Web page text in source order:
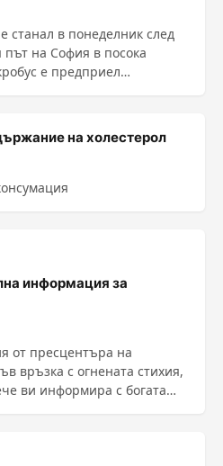
станал в понеделник след
на София в посока
е предприел
на холестерол
информация за
от пресцентъра на
връзка с огнената стихия,
ви информира с богата